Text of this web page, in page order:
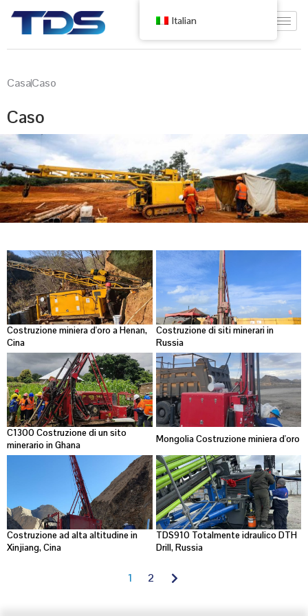
CasaCaso
Caso
Costruzione miniera d'oro a Henan,
Cina
Costruzione di siti minerari in
Russia
C1300 Costruzione di un sito
minerario in Ghana
Mongolia Costruzione miniera d'oro
Costruzione ad alta altitudine in
Xinjiang, Cina
TDS910 Totalmente idraulico DTH
Drill, Russia
1 2
Italian